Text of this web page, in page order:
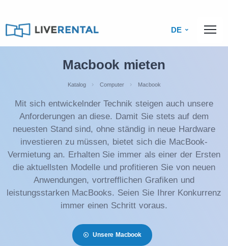
DE
Macbook mieten
Katalog Computer Macbook
Mit sich entwickelnder Technik steigen auch unsere
Anforderungen an diese. Damit Sie stets auf dem
neuesten Stand sind, ohne ständig in neue Hardware
investieren zu müssen, bietet sich die MacBook-
Vermietung an. Erhalten Sie immer als einer der Ersten
die aktuellsten Modelle und profitieren Sie von neuen
Anwendungen, vortrefflichen Grafiken und
leistungsstarken MacBooks. Seien Sie Ihrer Konkurrenz
immer einen Schritt voraus.
Unsere Macbook